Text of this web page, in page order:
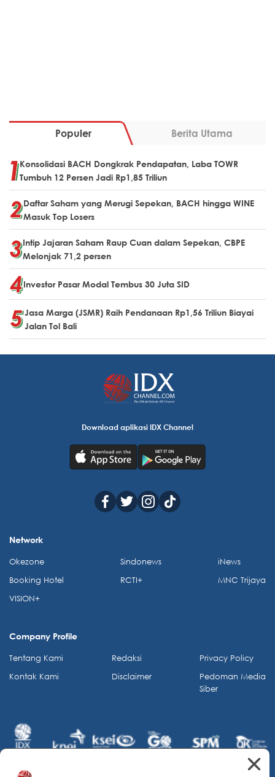
Populer Berita Utama
Konsolidasi BACH Dongkrak Pendapatan, Laba TOWR
Tumbuh 12 Persen Jadi Rp1,85 Triliun
Daftar Saham yang Merugi Sepekan, BACH hingga WINE
Masuk Top Losers
Intip Jajaran Saham Raup Cuan dalam Sepekan, CBPE
Melonjak 71,2 persen
Investor Pasar Modal Tembus 30 Juta SID
Jasa Marga (JSMR) Raih Pendanaan Rp1,56 Triliun Biayai
Jalan Tol Bali
Download aplikasi IDX Channel
Network
Okezone
Booking Hotel
VISION+
Sindonews
RCTI+
iNews
MNC Trijaya
Company Profile
Tentang Kami
Kontak Kami
Redaksi
Disclaimer
Privacy Policy
Pedoman Media
Siber